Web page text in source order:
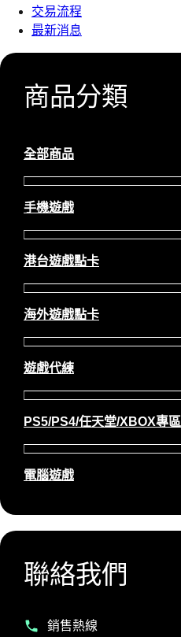
交易流程
最新消息
商品分類
全部商品
手機遊戲
港台遊戲點卡
海外遊戲點卡
遊戲代練
PS5/PS4/任天堂/XBOX專區
電腦遊戲
聯絡我們
銷售熱線